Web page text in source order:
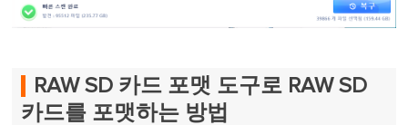
RAW SD 카드 포맷 도구로 RAW SD
카드를 포맷하는 방법